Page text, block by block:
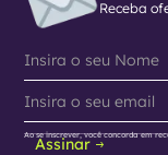
Receba
Assinar
Ao se inscrever, você concorda em